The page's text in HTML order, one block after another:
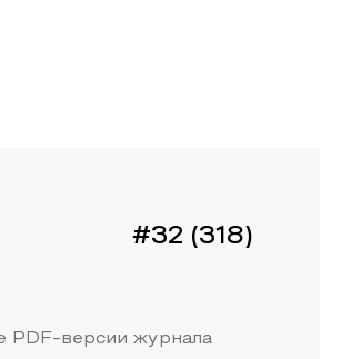
#32 (318)
PDF-версии журнала